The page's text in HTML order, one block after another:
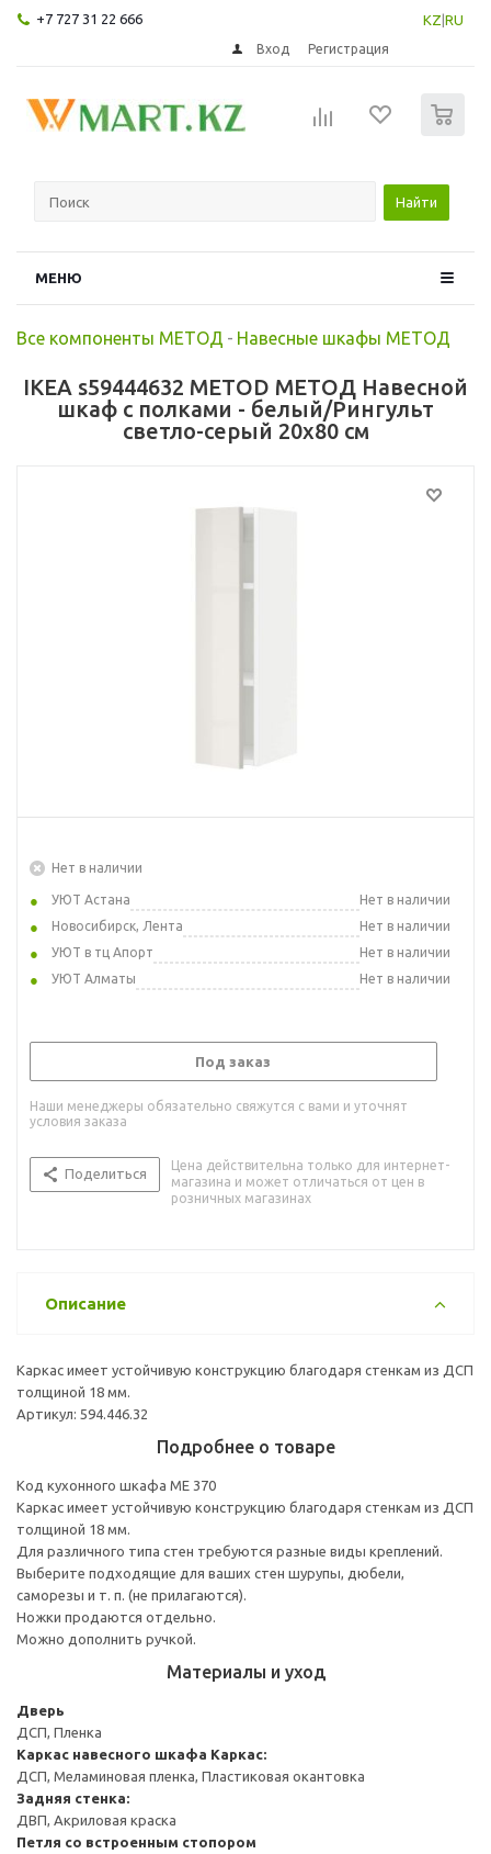
+7 727 31 22 666 KZ RU
Вход Регистрация
Найти
МЕНЮ
Все компоненты МЕТОД - Навесные шкафы МЕТОД
IKEA s59444632 METOD МЕТОД Навесной
шкаф с полками - белый/Рингульт
светло-серый 20x80 см
Нет в наличии
УЮТ Астана
Нет в наличии
Новосибирск, Лента
Нет в наличии
УЮТ в тц Апорт
Нет в наличии
УЮТ Алматы
Нет в наличии
Под заказ
Наши менеджеры обязательно свяжутся с вами и уточнят
условия заказа
Поделиться
Цена действительна только для интернет-
магазина и может отличаться от цен в
розничных магазинах
Описание
Каркас имеет устойчивую конструкцию благодаря стенкам из ДСП
толщиной 18 мм.
Артикул: 594.446.32
Подробнее о товаре
Код кухонного шкафа ME 370
Каркас имеет устойчивую конструкцию благодаря стенкам из ДСП
толщиной 18 мм.
Для различного типа стен требуются разные виды креплений.
Выберите подходящие для ваших стен шурупы, дюбели,
саморезы и т. п. (не прилагаются).
Ножки продаются отдельно.
Можно дополнить ручкой.
Материалы и уход
Дверь
ДСП, Пленка
Каркас навесного шкафа Каркас:
ДСП, Меламиновая пленка, Пластиковая окантовка
Задняя стенка:
ДВП, Акриловая краска
Петля со встроенным стопором